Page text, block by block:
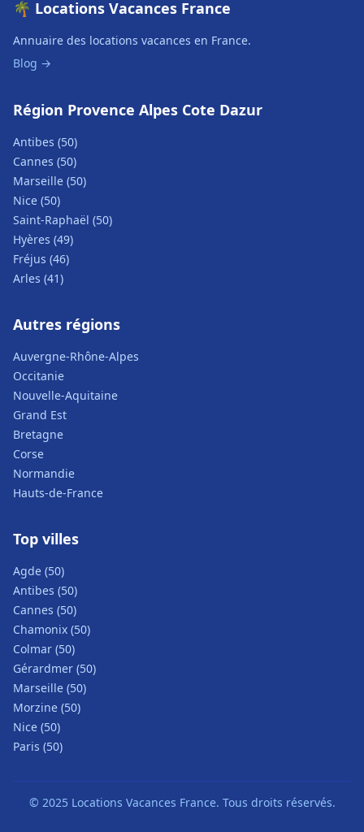
🌴 Locations Vacances France
Annuaire des locations vacances en France.
Blog →
Région Provence Alpes Cote Dazur
Antibes (50)
Cannes (50)
Marseille (50)
Nice (50)
Saint-Raphaël (50)
Hyères (49)
Fréjus (46)
Arles (41)
Autres régions
Auvergne-Rhône-Alpes
Occitanie
Nouvelle-Aquitaine
Grand Est
Bretagne
Corse
Normandie
Hauts-de-France
Top villes
Agde (50)
Antibes (50)
Cannes (50)
Chamonix (50)
Colmar (50)
Gérardmer (50)
Marseille (50)
Morzine (50)
Nice (50)
Paris (50)
© 2025 Locations Vacances France. Tous droits réservés.